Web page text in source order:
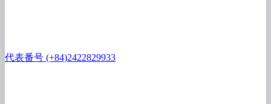
代表番号 (+84)2422829933